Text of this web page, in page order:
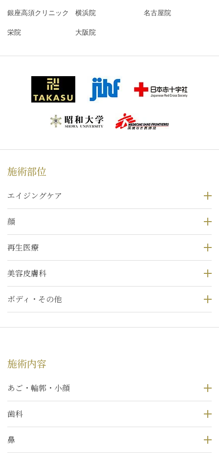
銀座高須クリニック 横浜院 名古屋院
栄院 大阪院
施術部位
エイジングケア
顔
再生医療
美容皮膚科
ボディ・その他
施術内容
あご・輪郭・小顔
歯科
鼻